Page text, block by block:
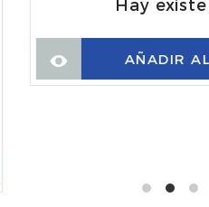
Hay
AÑADIR